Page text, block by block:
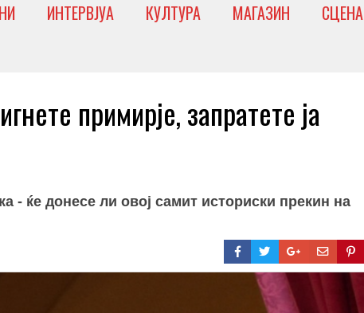
ИНТЕРВЈУА КУЛТУРА МАГАЗИН СЦЕНА
примирје, запратете ја
- ќе донесе ли овој самит историски прекин на